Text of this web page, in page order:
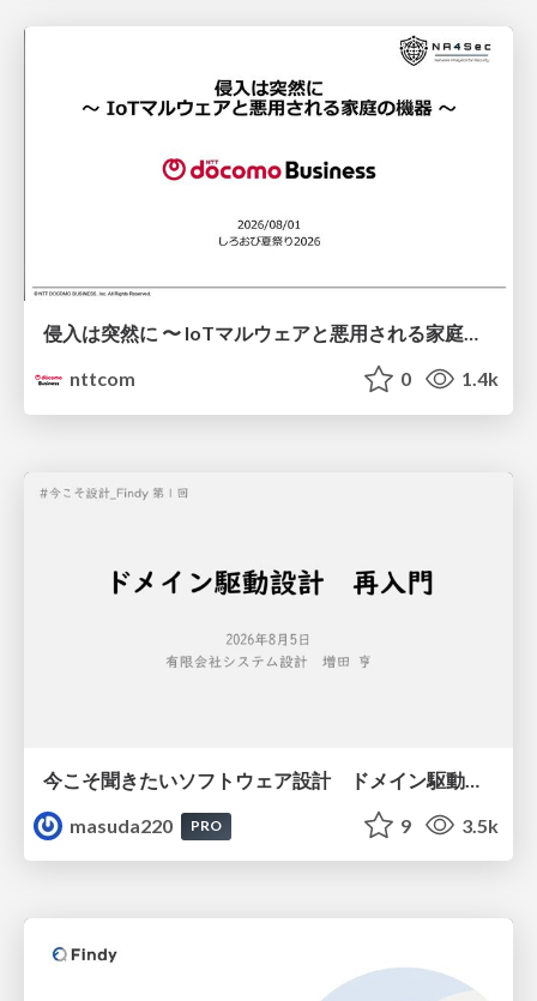
侵入は突然に 〜 IoTマルウェアと悪用される家庭の機器 ～ / When Intrusion Strikes: IoT Malware and the Abuse of Home Devices
nttcom
0 1.4k
masuda220
PRO 9 3.5k